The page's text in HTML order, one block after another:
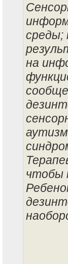
среды;
на
чтобы